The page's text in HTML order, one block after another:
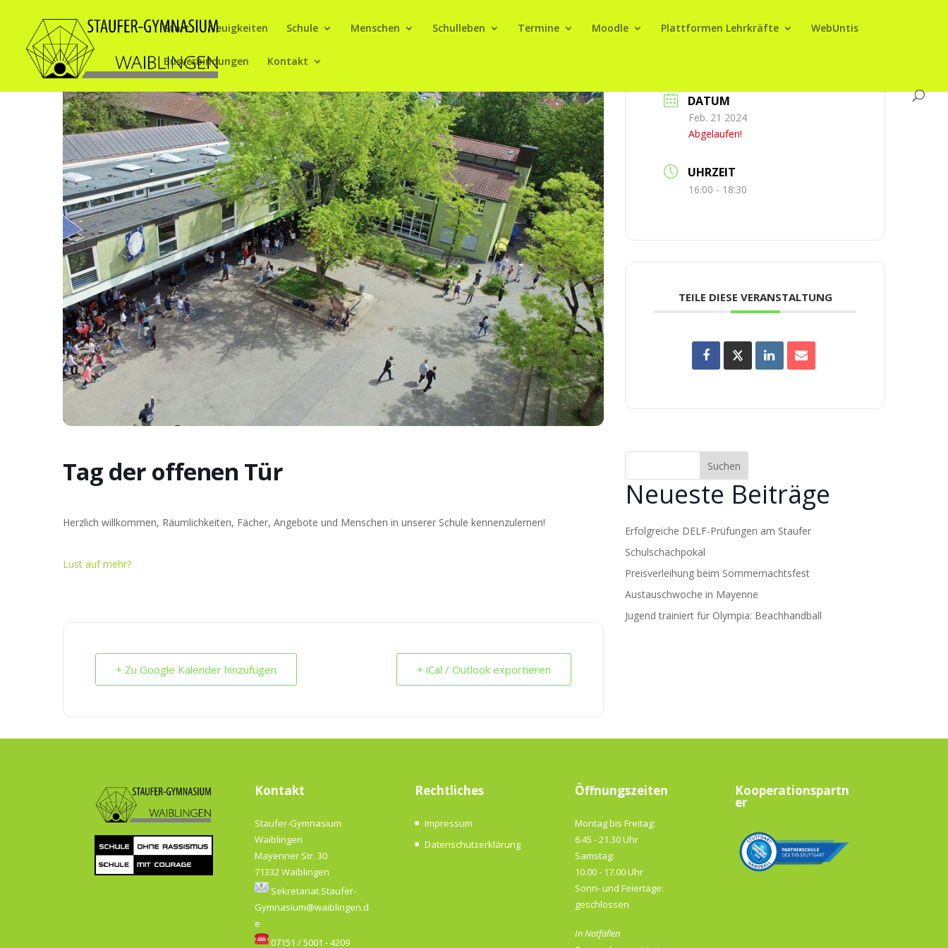
Start Neuigkeiten Schule Menschen Schulleben Termine Moodle Plattformen Lehrkräfte WebUntis
Busverbindungen Kontakt
Tag der offenen Tür
Herzlich willkommen, Räumlichkeiten, Fächer, Angebote und Menschen in unserer Schule kennenzulernen!
Lust auf mehr?
+ Zu Google Kalender hinzufügen + iCal / Outlook exportieren
DATUM
Feb. 21 2024
Abgelaufen!
UHRZEIT
16:00 - 18:30
TEILE DIESE VERANSTALTUNG
Suchen
Neueste Beiträge
Erfolgreiche DELF-Prüfungen am Staufer
Schulschachpokal
Preisverleihung beim Sommernachtsfest
Austauschwoche in Mayenne
Jugend trainiert für Olympia: Beachhandball
Kontakt
Staufer-Gymnasium
Waiblingen
Mayenner Str. 30
71332 Waiblingen
Sekretariat.Staufer-
Gymnasium@waiblingen.d
e
07151 / 5001 - 4209
Rechtliches
Impressum
Datenschutzerklärung
Öffnungszeiten
Montag bis Freitag:
6.45 - 21.30 Uhr
Samstag:
10.00 - 17.00 Uhr
Sonn- und Feiertage:
geschlossen
In Notfällen
Kooperationspartn
er